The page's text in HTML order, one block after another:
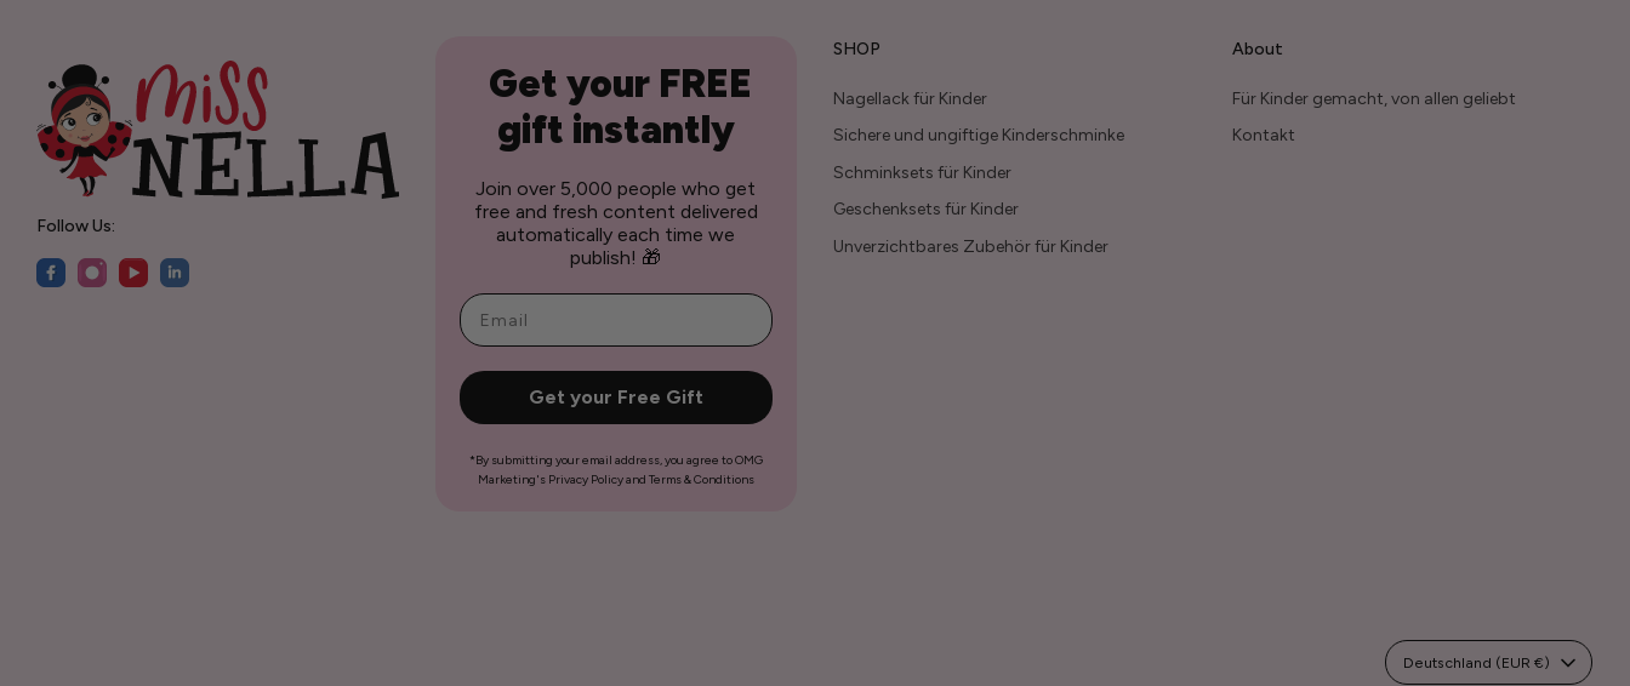
Follow Us:
Get your FREE
gift instantly
Join over 5,000 people who get
free and fresh content delivered
automatically each time we
publish! 🎁
Get your Free Gift
*By submitting your email address, you agree to OMG
Marketing's Privacy Policy and Terms & Conditions
SHOP
Nagellack für Kinder
Sichere und ungiftige Kinderschminke
Schminksets für Kinder
Geschenksets für Kinder
Unverzichtbares Zubehör für Kinder
About
Für Kinder gemacht, von allen geliebt
Kontakt
Währung
Deutschland (EUR €)